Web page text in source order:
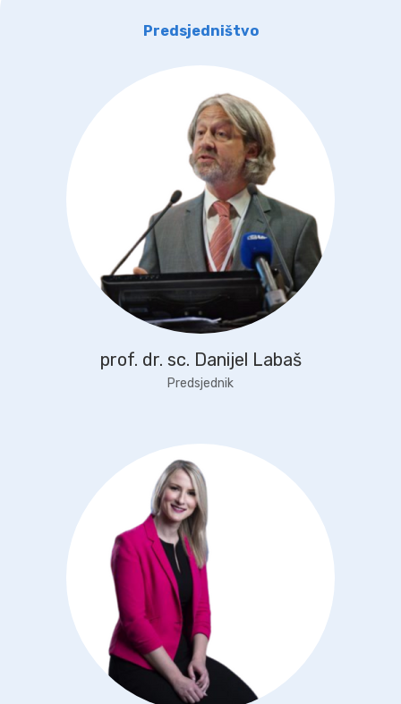
Predsjedništvo
prof. dr. sc. Danijel Labaš
Predsjednik